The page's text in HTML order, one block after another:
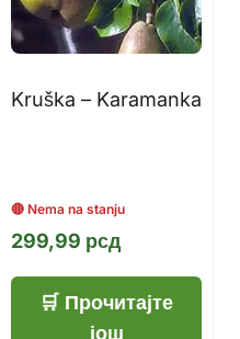
Kruška – Karamanka
299,99 рсд
Прочитајте
још